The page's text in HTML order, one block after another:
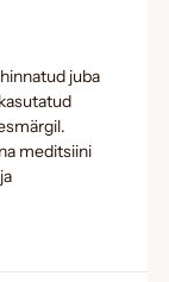
juba
meditsiini